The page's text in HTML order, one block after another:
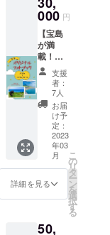
て制作
するオ
リジナ
ルグッ
ズ２点
がセッ
トに
なって
おりま
す！
000 円
【宝島
が満
載！】
壁画柄
のバン
ダナ/マ
スキン
グテー
プ ＋ 宝
島の風
景を収
めたオ
リジナ
ルフォ
トブッ
ク。 宝
くのは
支援
者：
7人
お届
け予
定：
2023
年03
月
詳細を見る
こ
の
リ
タ
ー
ン
を
選
択
す
る
50,